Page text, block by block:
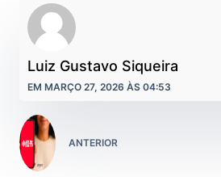
Luiz Gustavo Siqueira
EM MARÇO 27, 2026 ÀS 04:53
ANTERIOR